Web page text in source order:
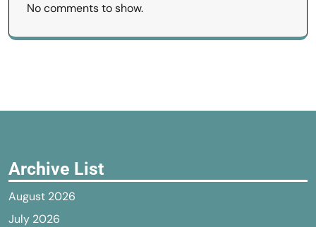
No comments to show.
Archive List
August 2026
July 2026